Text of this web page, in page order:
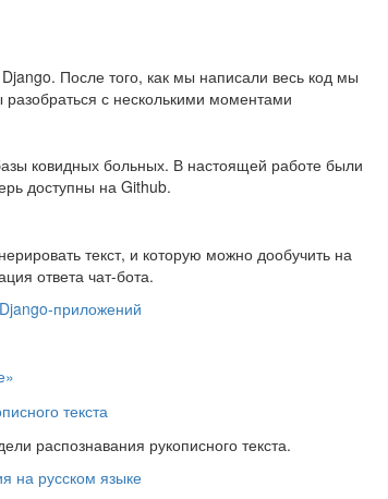
После того, как мы написали весь код мы
с несколькими моментами
ковидных больных. В настоящей работе были
доступны на Github.
текст, и которую можно дообучить на
ответа чат-бота.
приложений
текста
распознавания рукописного текста.
на русском языке